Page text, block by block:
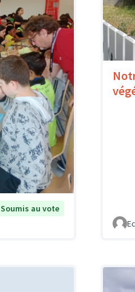
Soumis au vote